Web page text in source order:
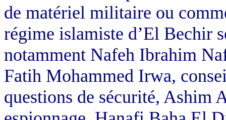
de matériel militaire ou
régime islamiste d’El Bechir
notamment Nafeh Ibrahim
Fatih Mohammed Irwa,
questions de sécurité, Ashim